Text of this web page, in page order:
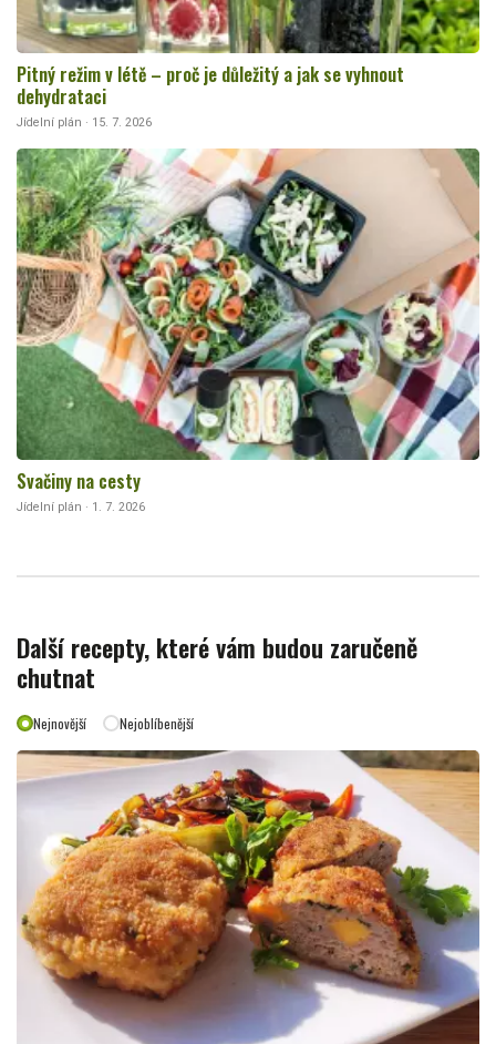
Pitný režim v létě – proč je důležitý a jak se vyhnout
dehydrataci
Jídelní plán · 15. 7. 2026
Svačiny na cesty
Jídelní plán · 1. 7. 2026
Další recepty, které vám budou zaručeně
chutnat
Nejnovější Nejoblíbenější